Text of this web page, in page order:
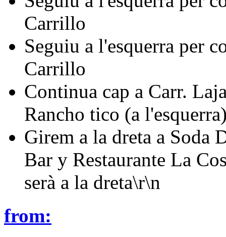
Carrillo
Seguiu a l'esquerra per
Carrillo
Continua cap a Carr.
Rancho tico (a
Girem a la dreta a Soda
Bar y Restaurante La
serà a la dreta\r\n
from: